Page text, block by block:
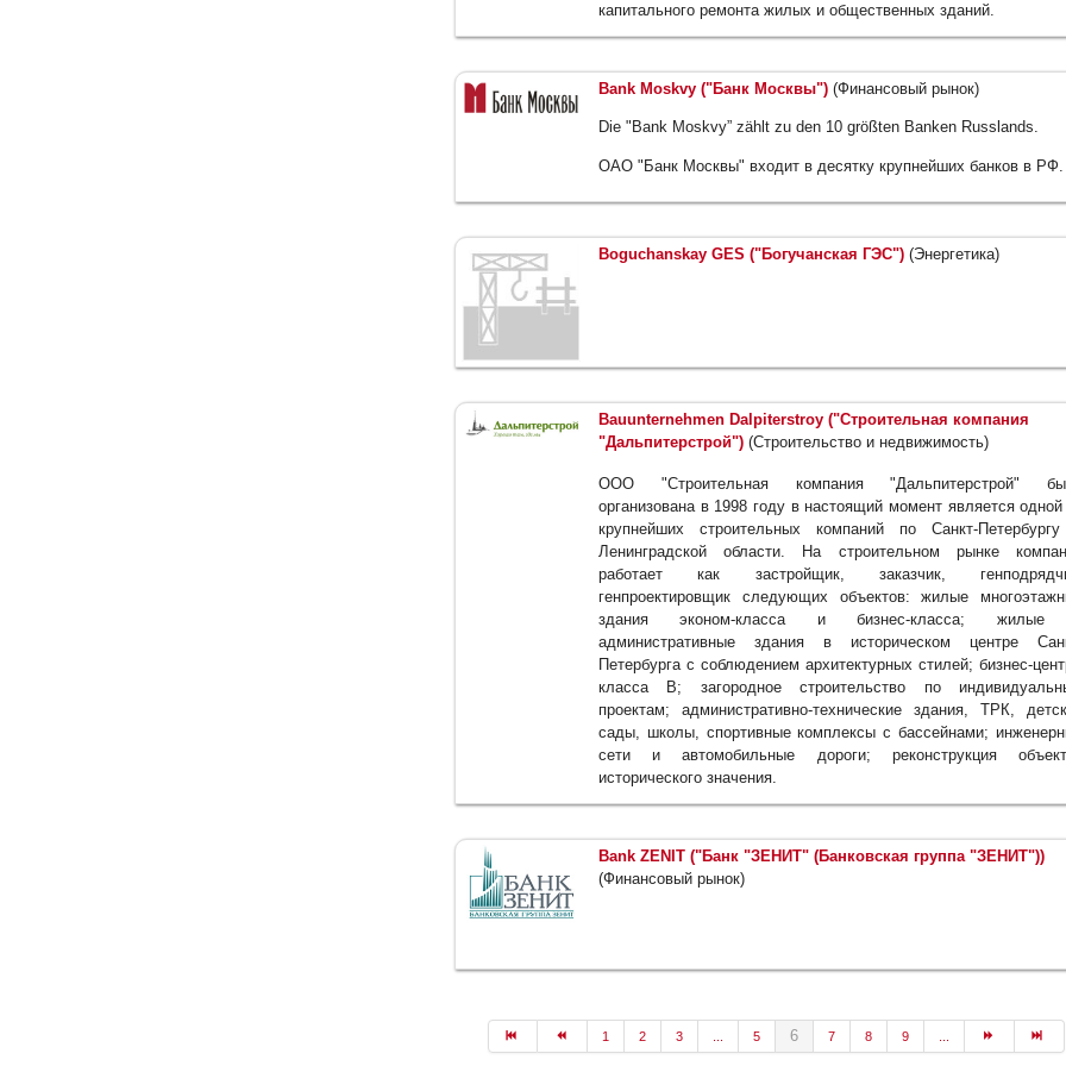
капитального ремонта жилых и общественных зданий.
Bank Moskvy ("Банк Москвы") (Финансовый рынок)
Die "Bank Moskvy” zählt zu den 10 größten Banken Russlands.
ОАО "Банк Москвы" входит в десятку крупнейших банков в РФ.
Boguchanskay GES ("Богучанская ГЭС") (Энергетика)
Bauunternehmen Dalpiterstroy ("Строительная компания
"Дальпитерстрой") (Строительство и недвижимость)
ООО "Строительная компания "Дальпитерстрой"
организована в 1998 году в настоящий момент является одной
крупнейших строительных компаний по Санкт-
Ленинградской области. На строительном рынке
работает как застройщик, заказчик,
генпроектировщик следующих объектов: жилые
здания эконом-класса и бизнес-класса;
административные здания в историческом центре
Петербурга с соблюдением архитектурных стилей; бизнес-
класса В; загородное строительство по
проектам; административно-технические здания, ТРК,
сады, школы, спортивные комплексы с бассейнами;
сети и автомобильные дороги; реконструкция
исторического значения.
Bank ZENIT ("Банк "ЗЕНИТ" (Банковская группа "ЗЕНИТ"))
(Финансовый рынок)
1 2 3 5 6 7 8 9